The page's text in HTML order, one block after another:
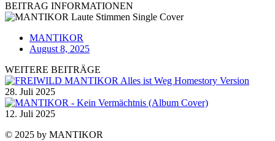
BEITRAG INFORMATIONEN
MANTIKOR
August 8, 2025
WEITERE BEITRÄGE
28. Juli 2025
12. Juli 2025
© 2025 by MANTIKOR